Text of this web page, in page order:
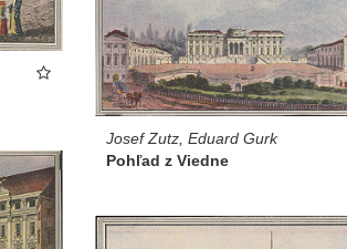
Josef Zutz, Eduard Gurk
Pohľad z Viedne